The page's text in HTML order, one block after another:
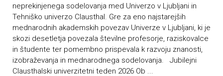
neprekinjenega sodelovanja med Univerzo v Ljubljani in
Tehniško univerzo Clausthal. Gre za eno najstarejših
mednarodnih akademskih povezav Univerze v Ljubljani, ki je
skozi desetletja povezala številne profesorje, raziskovalce
in študente ter pomembno prispevala k razvoju znanosti,
izobraževanja in mednarodnega sodelovanja. Jubilejni
Clausthalski univerzitetni teden 2026 Ob ...